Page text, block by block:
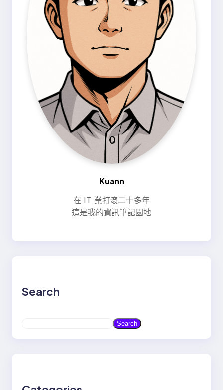
Kuann
在 IT 業打滾二十多年
這是我的資訊筆記園地
Search
Search